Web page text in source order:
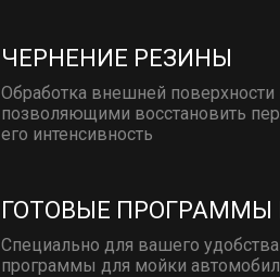
ЧЕРНЕНИЕ РЕЗИНЫ
Обработка внешней
позволяющими восстановить
его интенсивность
ГОТОВЫЕ
Специально для вашего
программы для мойки